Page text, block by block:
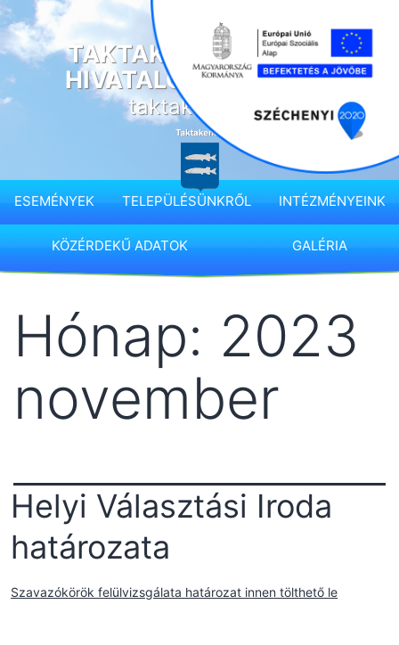
Ugrás
a
tartalomhozTAKTAKENÉZ KÖZSÉG
HIVATALOS HONLAPJA
taktakenez.hu
ESEMÉNYEK TELEPÜLÉSÜNKRŐL INTÉZMÉNYEINK
KÖZÉRDEKŰ ADATOK GALÉRIA
Hónap: 2023
november
Helyi Választási Iroda
határozata
Szavazókörök felülvizsgálata határozat innen tölthető le